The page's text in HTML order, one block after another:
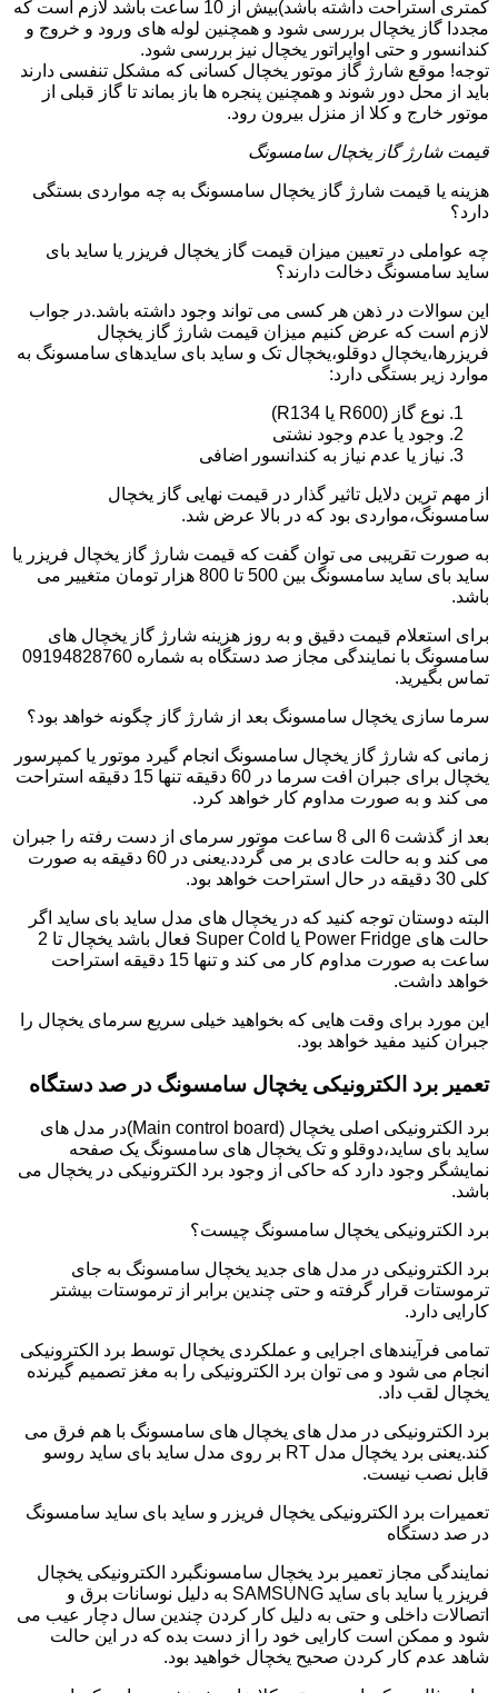
کمتری استراحت داشته باشد)بیش از 10 ساعت باشد لازم است که
مجددا گاز یخچال بررسی شود و همچنین لوله های ورود و خروج و
کندانسور و حتی اواپراتور یخچال نیز بررسی شود.
توجه! موقع شارژ گاز موتور یخچال کسانی که مشکل تنفسی دارند
باید از محل دور شوند و همچنین پنجره ها باز بماند تا گاز قبلی از
موتور خارج و کلا از منزل بیرون رود.
قیمت شارژ گاز یخچال سامسونگ
هزینه یا قیمت شارژ گاز یخچال سامسونگ به چه مواردی بستگی
دارد؟
چه عواملی در تعیین میزان قیمت گاز یخچال فریزر یا ساید بای
ساید سامسونگ دخالت دارند؟
این سوالات در ذهن هر کسی می تواند وجود داشته باشد.در جواب
لازم است که عرض کنیم میزان قیمت شارژ گاز یخچال
فریزرها،یخچال دوقلو،یخچال تک و ساید بای سایدهای سامسونگ به
موارد زیر بستگی دارد:
نوع گاز (R600 یا R134)
وجود یا عدم وجود نشتی
نیاز یا عدم نیاز به کندانسور اضافی
از مهم ترین دلایل تاثیر گذار در قیمت نهایی گاز یخچال
سامسونگ،مواردی بود که در بالا عرض شد.
به صورت تقریبی می توان گفت که قیمت شارژ گاز یخچال فریزر یا
ساید بای ساید سامسونگ بین 500 تا 800 هزار تومان متغییر می
باشد.
برای استعلام قیمت دقیق و به روز هزینه شارژ گاز یخچال های
سامسونگ با نمایندگی مجاز صد دستگاه به شماره 09194828760
تماس بگیرید.
سرما سازی یخچال سامسونگ بعد از شارژ گاز چگونه خواهد بود؟
زمانی که شارژ گاز یخچال سامسونگ انجام گیرد موتور یا کمپرسور
یخچال برای جبران افت سرما در 60 دقیقه تنها 15 دقیقه استراحت
می کند و به صورت مداوم کار خواهد کرد.
بعد از گذشت 6 الی 8 ساعت موتور سرمای از دست رفته را جبران
می کند و به حالت عادی بر می گردد.یعنی در 60 دقیقه به صورت
کلی 30 دقیقه در حال استراحت خواهد بود.
البته دوستان توجه کنید که در یخچال های مدل ساید بای ساید اگر
حالت های Power Fridge یا Super Cold فعال باشد یخچال تا 2
ساعت به صورت مداوم کار می کند و تنها 15 دقیقه استراحت
خواهد داشت.
این مورد برای وقت هایی که بخواهید خیلی سریع سرمای یخچال را
جبران کنید مفید خواهد بود.
تعمیر برد الکترونیکی یخچال سامسونگ در صد دستگاه
برد الکترونیکی اصلی یخچال (Main control board)در مدل های
ساید بای ساید،دوقلو و تک یخچال های سامسونگ یک صفحه
نمایشگر وجود دارد که حاکی از وجود برد الکترونیکی در یخچال می
باشد.
برد الکترونیکی یخچال سامسونگ چیست؟
برد الکترونیکی در مدل های جدید یخچال سامسونگ به جای
ترموستات قرار گرفته و حتی چندین برابر از ترموستات بیشتر
کارایی دارد.
تمامی فرآیندهای اجرایی و عملکردی یخچال توسط برد الکترونیکی
انجام می شود و می توان برد الکترونیکی را به مغز تصمیم گیرنده
یخچال لقب داد.
برد الکترونیکی در مدل های یخچال های سامسونگ با هم فرق می
کند.یعنی برد یخچال مدل RT بر روی مدل ساید بای ساید روسو
قابل نصب نیست.
تعمیرات برد الکترونیکی یخچال فریزر و ساید بای ساید سامسونگ
در صد دستگاه
نمایندگی مجاز تعمیر برد یخچال سامسونگبرد الکترونیکی یخچال
فریزر یا ساید بای ساید SAMSUNG به دلیل نوسانات برق و
اتصالات داخلی و حتی به دلیل کار کردن چندین سال دچار عیب می
شود و ممکن است کارایی خود را از دست بده که در این حالت
شاهد عدم کار کردن صحیح یخچال خواهید بود.